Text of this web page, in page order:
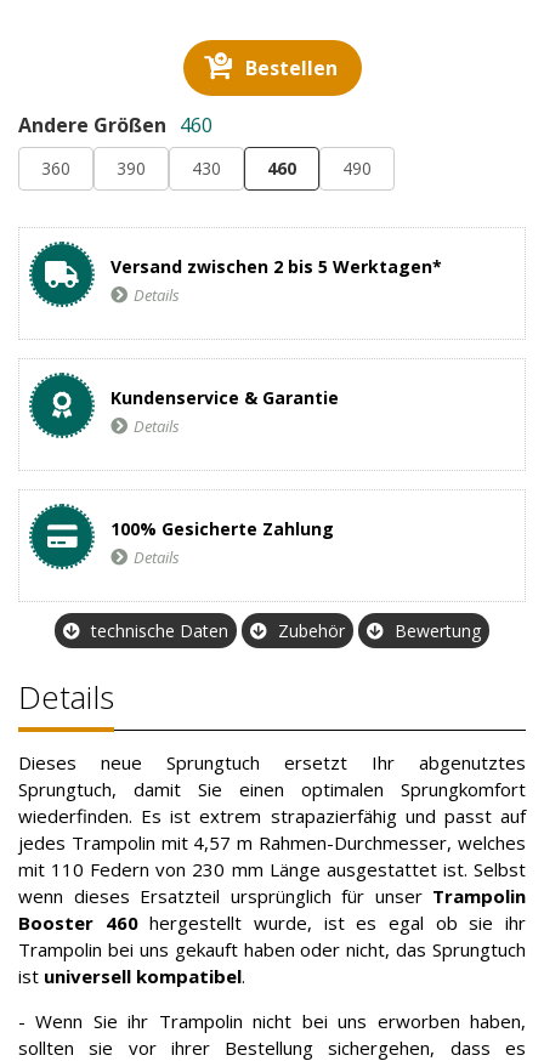
Bestellen
Andere Größen 460
360 390 430 460 490
Versand zwischen 2 bis 5 Werktagen*
Details
Kundenservice & Garantie
Details
100% Gesicherte Zahlung
Details
technische Daten Zubehör Bewertung
Details
Dieses neue Sprungtuch ersetzt Ihr abgenutztes
Sprungtuch, damit Sie einen optimalen Sprungkomfort
wiederfinden. Es ist extrem strapazierfähig und passt auf
jedes Trampolin mit 4,57 m Rahmen-Durchmesser, welches
mit 110 Federn von 230 mm Länge ausgestattet ist. Selbst
wenn dieses Ersatzteil ursprünglich für unserTrampolin
Booster 460hergestellt wurde, ist es egal ob sie ihr
Trampolin bei uns gekauft haben oder nicht, das Sprungtuch
ist universell kompatibel.
- Wenn Sie ihr Trampolin nicht bei uns erworben haben,
sollten sie vor ihrer Bestellung sichergehen, dass es